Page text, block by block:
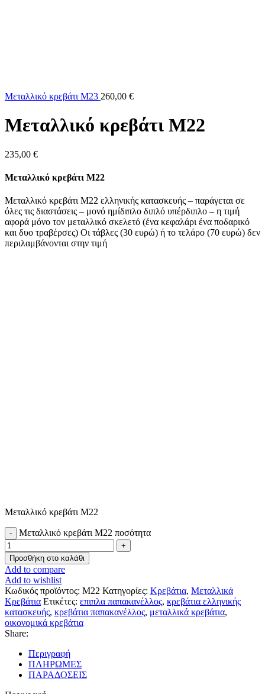
Μεταλλικό κρεβάτι Μ23 260,00 €
Μεταλλικό κρεβάτι Μ22
235,00 €
Μεταλλικό κρεβάτι Μ22
Μεταλλικό κρεβάτι Μ22 ελληνικής κατασκευής – παράγεται σε
όλες τις διαστάσεις – μονό ημίδιπλο διπλό υπέρδιπλο – η τιμή
αφορά μόνο τον μεταλλικό σκελετό (ένα κεφαλάρι ένα ποδαρικό
και δυο τραβέρσες) Οι τάβλες (30 ευρώ) ή το τελάρο (70 ευρώ) δεν
περιλαμβάνονται στην τιμή
Μεταλλικό κρεβάτι Μ22
Μεταλλικό κρεβάτι Μ22 ποσότητα
Προσθήκη στο καλάθι
Add to compare
Add to wishlist
Κωδικός προϊόντος: Μ22 Κατηγορίες: Κρεβάτια, Μεταλλικά
Κρεβάτια Ετικέτες: επιπλα παπακανέλλος, κρεβάτια ελληνικής
κατασκευής, κρεβάτια παπακανέλλος, μεταλλικά κρεβάτια,
οικονομικά κρεβάτια
Share:
Περιγραφή
ΠΛΗΡΩΜΕΣ
ΠΑΡΑΔΟΣΕΙΣ